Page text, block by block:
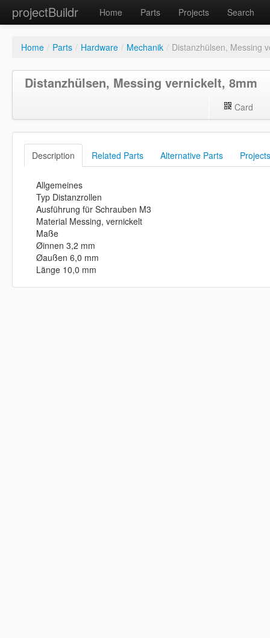
projectBuildr Home Parts Projects Search
Home / Parts / Hardware / Mechanik / Distanzhülsen, Messing
Distanzhülsen, Messing vernickelt, 8mm
Card
Description Related Parts Alternative Parts Projects
Allgemeines
Typ Distanzrollen
Ausführung für Schrauben M3
Material Messing, vernickelt
Maße
Øinnen 3,2 mm
Øaußen 6,0 mm
Länge 10,0 mm